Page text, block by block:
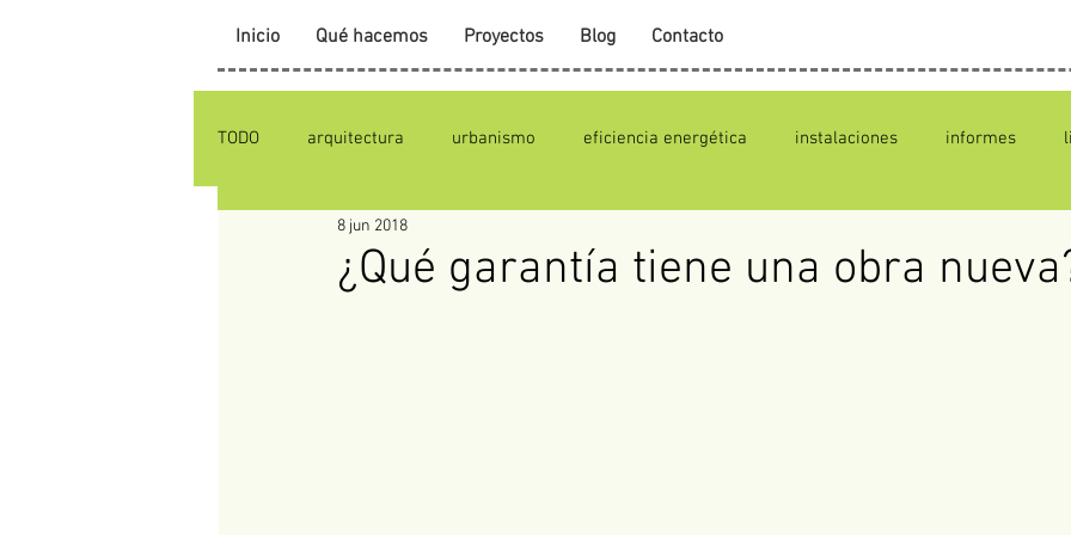
Inicio Qué hacemos Proyectos Blog Contacto
TODO arquitectura urbanismo eficiencia energética instalaciones informes
¿Qué garantía tiene una obra
8 jun 2018